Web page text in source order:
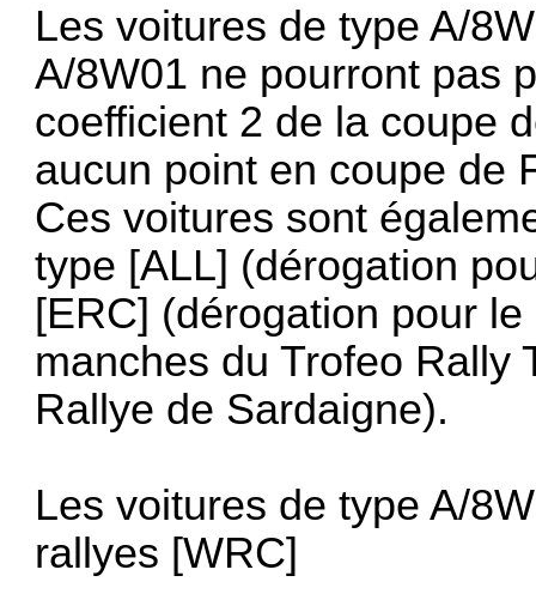
Les voitures de type A/
A/8W01 ne pourront pas
coefficient 2 de la coupe
aucun point en coupe de
Ces voitures sont
type [ALL] (dérogation
[ERC] (dérogation pour
manches du Trofeo Rally
Rallye de Sardaigne).
Les voitures de type A/
rallyes [WRC]